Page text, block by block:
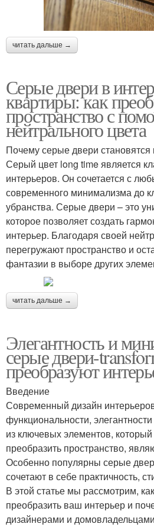
читать дальше →
Серые двери в
квартиры: как
пространство с
нейтрального цвета
Почему серые двери
Серый цвет long time является
интерьеров. Он сочетается с
современного минимализма до
убранства. Серые двери – это
которое позволяет создать
интерьер. Благодаря своей
перегружают пространство и
фантазии в выборе других
читать дальше →
Элегантность и
серые двери-
преобразуют
Введение
Современный дизайн
функциональности,
из ключевых элементов,
преобразить пространство,
Особенно популярны серые
сочетают в себе практичность,
В этой статье мы рассмотрим,
преобразить ваш интерьер и
дизайнерами и